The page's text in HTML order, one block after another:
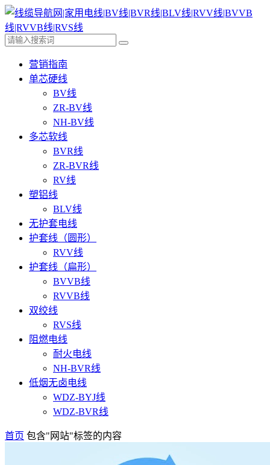
营销指南
单芯硬线
BV线
ZR-BV线
NH-BV线
多芯软线
BVR线
ZR-BVR线
RV线
塑铝线
BLV线
无护套电线
护套线（圆形）
RVV线
护套线（扁形）
BVVB线
RVVB线
双绞线
RVS线
阻燃电线
耐火电线
NH-BVR线
低烟无卤电线
WDZ-BYJ线
WDZ-BVR线
首页 包含"网站"标签的内容